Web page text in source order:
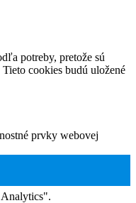
potreby, pretože sú
cookies budú uložené
prvky webovej